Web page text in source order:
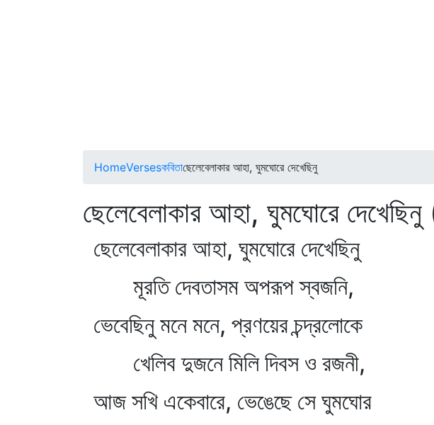
HomeVersesকবিতাছেলেবেলাকার আহা, ঘুমঘোরে দেখেছিনু
ছেলেবেলাকার আহা, ঘুমঘোরে
ছেলেবেলাকার আহা, ঘুমঘোরে দেখেছিনু
মূরতি দেবতাসম অপরূপ স্বজনি,
ভেবেছিনু মনে মনে, প্রণয়ের চন্দ্রলোকে
খেলিব দুজনে মিলি দিবস ও রজনী,
আজ সখি একেবারে, ভেঙেছে সে ঘুমঘোর